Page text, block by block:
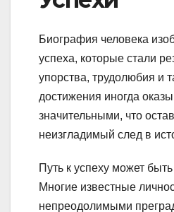
Биография человека
успеха, которые стали
упорства, трудолюбия и
достижения иногда
значительными, что
неизгладимый след в
Путь к успеху может
Многие известные
непреодолимыми